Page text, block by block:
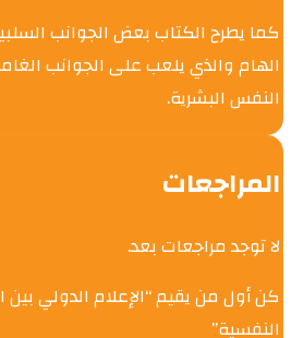
كما يطرح الكتاب بعض الجوانب
الهام والذي يلعب على الجوانب
النفس البشرية.
المراجعات
لا توجد مراجعات بعد.
كن أول من يقيم “الإعلام الدولي بين
النفسية”